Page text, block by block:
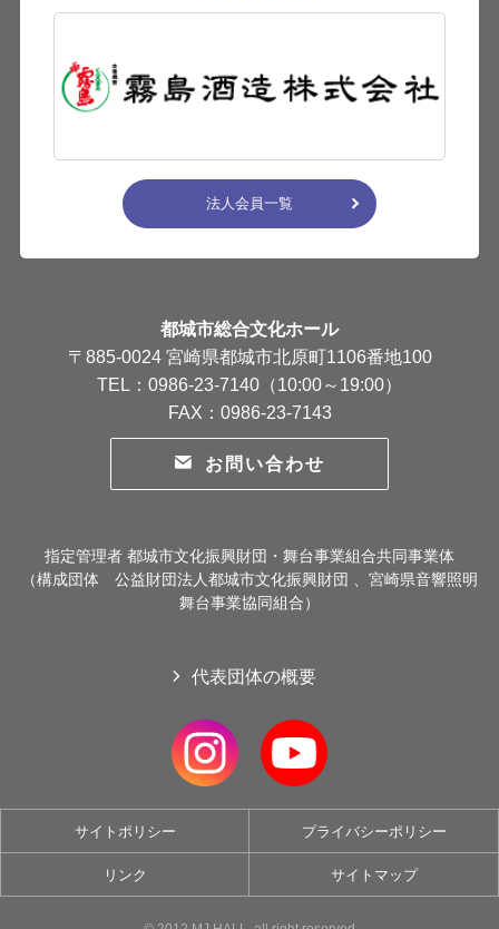
法人会員一覧
都城市総合文化ホール
〒885-0024 宮崎県都城市北原町1106番地100
TEL：0986-23-7140（10:00～19:00）
FAX：0986-23-7143
お問い合わせ
指定管理者 都城市文化振興財団・舞台事業組合共同事業体
（構成団体 公益財団法人都城市文化振興財団 、宮崎県音響照明
舞台事業協同組合）
代表団体の概要
サイトポリシー プライバシーポリシー
リンク サイトマップ